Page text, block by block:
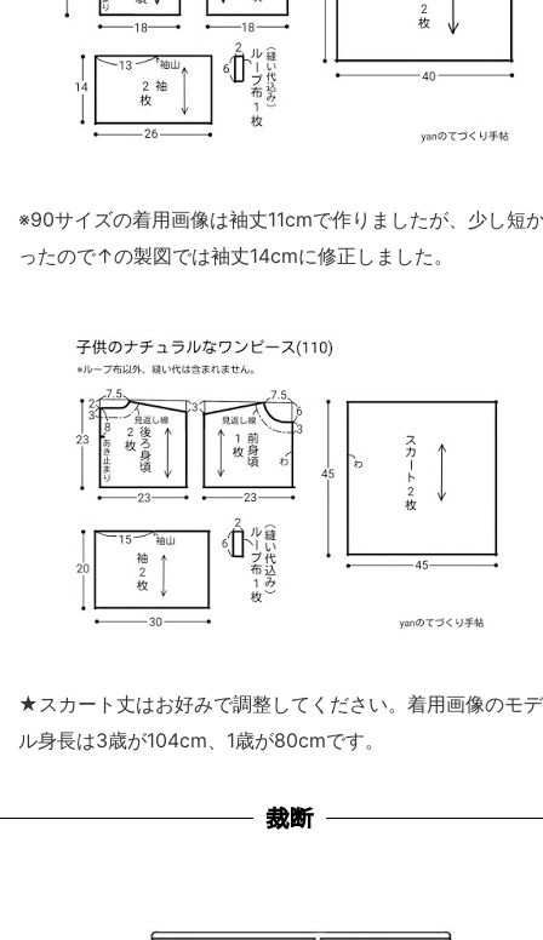
※90サイズの着用画像は袖丈11cmで作りましたが、少し短
ったので↑の製図では袖丈14cmに修正しました。
★スカート丈はお好みで調整してください。着用画像のモデ
ル身長は3歳が104cm、1歳が80cmです。
裁断